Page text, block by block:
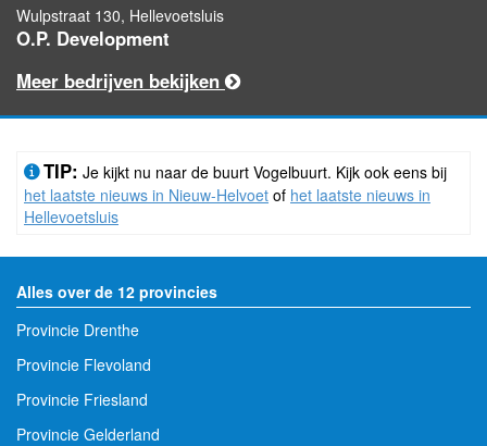
Wulpstraat 130, Hellevoetsluis
O.P. Development
Meer bedrijven bekijken
TIP: Je kijkt nu naar de buurt Vogelbuurt. Kijk ook eens bij
het laatste nieuws in Nieuw-Helvoet of het laatste nieuws in
Hellevoetsluis
Alles over de 12 provincies
Provincie Drenthe
Provincie Flevoland
Provincie Friesland
Provincie Gelderland